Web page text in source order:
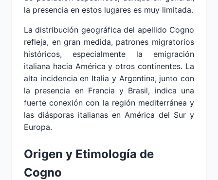
la presencia en estos lugares es muy limitada.
La distribución geográfica del apellido Cogno
refleja, en gran medida, patrones migratorios
históricos, especialmente la emigración
italiana hacia América y otros continentes. La
alta incidencia en Italia y Argentina, junto con
la presencia en Francia y Brasil, indica una
fuerte conexión con la región mediterránea y
las diásporas italianas en América del Sur y
Europa.
Origen y Etimología de
Cogno